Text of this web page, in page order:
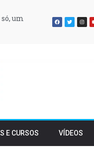
um
E CURSOS VÍDEOS